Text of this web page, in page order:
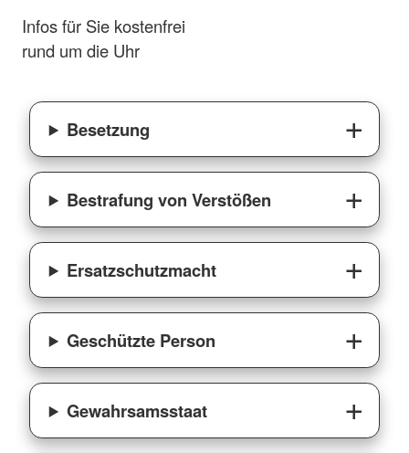
Infos für Sie kostenfrei
rund um die Uhr
Besetzung
Bestrafung von Verstößen
Ersatzschutzmacht
Geschützte Person
Gewahrsamsstaat